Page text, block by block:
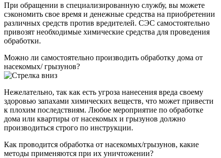
При обращении в специализированную службу, вы можете
сэкономить свое время и денежные средства на приобретении
различных средств против вредителей. СЭС самостоятельно
привозят необходимые химические средства для проведения
обработки.
Можно ли самостоятельно производить обработку дома от
насекомых/ грызунов?
Нежелательно, так как есть угроза нанесения вреда своему
здоровью запахами химических веществ, что может привести
к плохим последствиям. Любое мероприятие по обработке
дома или квартиры от насекомых и грызунов должно
производиться строго по инструкции.
Как проводится обработка от насекомых/грызунов, какие
методы применяются при их уничтожении?